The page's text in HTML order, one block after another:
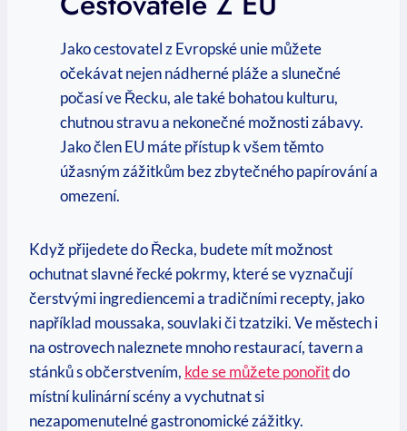
Jako cestovatel z Evropské unie můžete
očekávat nejen nádherné pláže a slunečné
počasí ve Řecku, ale také bohatou kulturu,
chutnou stravu a nekonečné možnosti zábavy.
Jako člen EU máte přístup k všem těmto
úžasným zážitkům bez zbytečného papírování a
omezení.
Když přijedete do Řecka, budete mít možnost
ochutnat slavné řecké pokrmy, které se vyznačují
čerstvými ingrediencemi a tradičními recepty, jako
například moussaka, souvlaki či tzatziki. Ve městech i
na ostrovech naleznete mnoho restaurací, tavern a
stánků s občerstvením, kde se můžete ponořitdo
místní kulinární scény a vychutnat si
nezapomenutelné gastronomické zážitky.